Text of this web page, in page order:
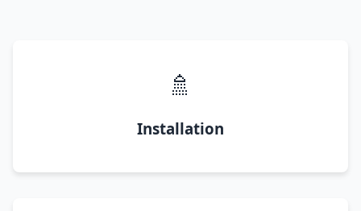
🚿
Installation